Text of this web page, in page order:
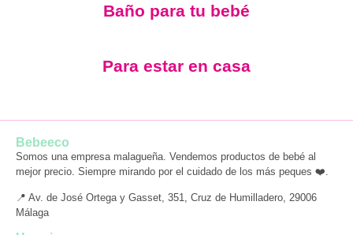
Baño para tu bebé
Para estar en casa
Bebeeco
Somos una empresa malagueña. Vendemos productos de bebé al
mejor precio. Siempre mirando por el cuidado de los más peques ❤️.
📍 Av. de José Ortega y Gasset, 351, Cruz de Humilladero, 29006
Málaga